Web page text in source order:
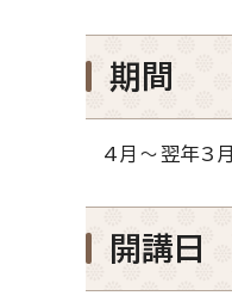
期間
4月～翌年3月
開講日